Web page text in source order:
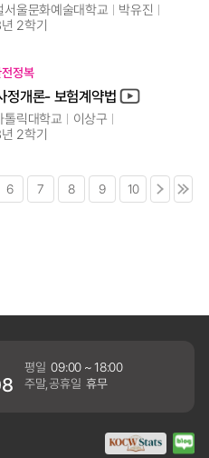
서울문화예술대학교
박유진
2학기
정복
정개론- 보험계약법
톨릭대학교
이상구
2학기
6 7 8 9 10
평일 09:00 ~ 18:00
주말,공휴일 휴무